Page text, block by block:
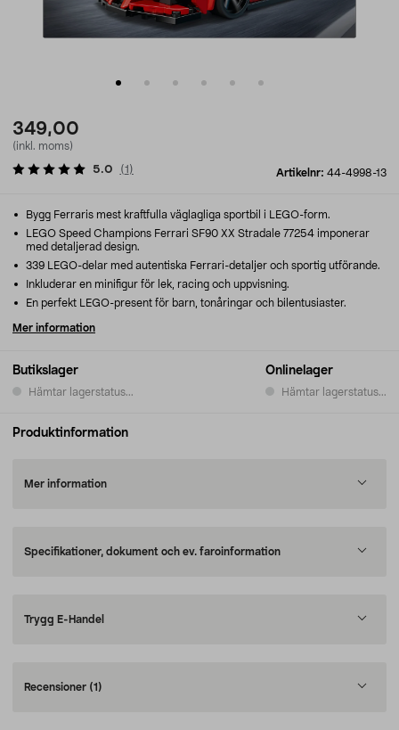
349,00
(inkl. moms)
Artikelnr: 44-4998-13
5.0 (1 )
Butikslager
Hämtar lagerstatus...
Onlinelager
Hämtar lagerstatus...
Bygg Ferraris mest kraftfulla väglagliga sportbil i LEGO-form.
LEGO Speed Champions Ferrari SF90 XX Stradale 77254 imponerar
med detaljerad design.
339 LEGO-delar med autentiska Ferrari-detaljer och sportig utförande.
Inkluderar en minifigur för lek, racing och uppvisning.
En perfekt LEGO-present för barn, tonåringar och bilentusiaster.
Mer information
Produktinformation
Mer information
Specifikationer, dokument och ev. faroinformation
Trygg E-Handel
Recensioner (1)